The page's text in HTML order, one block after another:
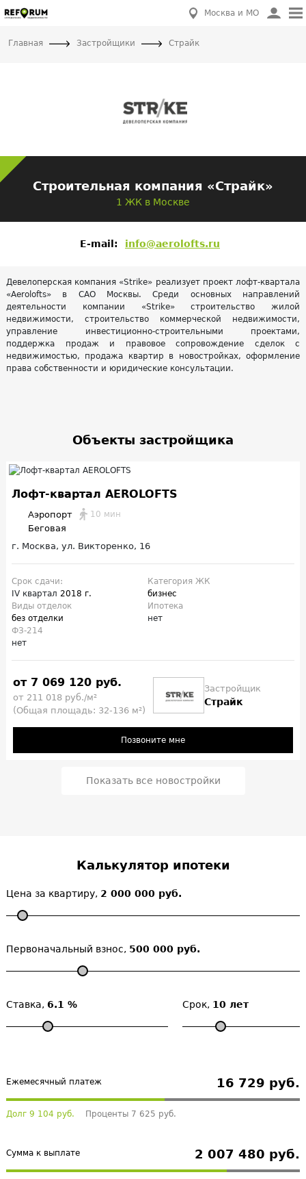
Москва и МО
Главная Застройщики Страйк
Строительная компания «Страйк»
1 ЖК в Москве
E-mail: info@aerolofts.ru
Девелоперская компания «Strike» реализует проект лофт-квартала
«Aerolofts» в САО Москвы. Среди основных направлений
деятельности компании «Strike» строительство жилой
недвижимости, строительство коммерческой недвижимости,
управление инвестиционно-строительными проектами,
поддержка продаж и правовое сопровождение сделок с
недвижимостью, продажа квартир в новостройках, оформление
права собственности и юридические консультации.
Объекты застройщика
Лофт-квартал AEROLOFTS
Аэропорт 10 мин
Беговая
г. Москва, ул. Викторенко, 16
Срок сдачи:
IV квартал 2018 г.
Категория ЖК
бизнес
Виды отделок
без отделки
Ипотека
нет
ФЗ-214
нет
от 7 069 120 руб.
от 211 018 руб./м²
(Общая площадь: 32-136 м²)
Застройщик
Страйк
Позвоните мне
Показать все новостройки
Калькулятор ипотеки
Цена за квартиру, 2 000 000 руб.
Первоначальный взнос, 500 000 руб.
Ставка, 6.1 % Срок, 10 лет
Ежемесячный платеж 16 729 руб.
Долг 9 104 руб. Проценты 7 625 руб.
Сумма к выплате 2 007 480 руб.